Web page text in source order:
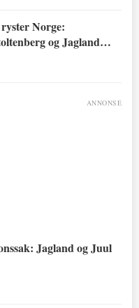
Norge:
og Jagland
ANNONSE
Jagland og Juul